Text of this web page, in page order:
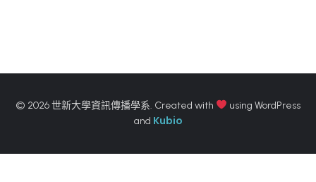
© 2026 世新大學資訊傳播學系. Created with
using WordPress
and Kubio